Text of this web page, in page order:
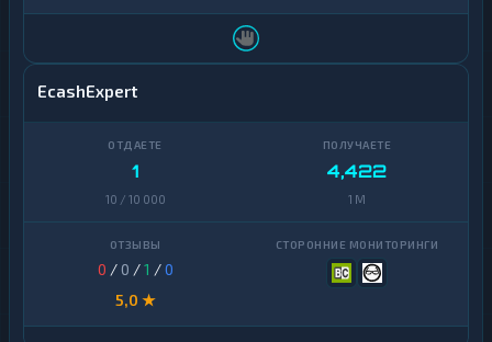
EcashExpert
1
10 / 10 000
4,422
1 M
0 / 0 /1 /0
5,0 ★